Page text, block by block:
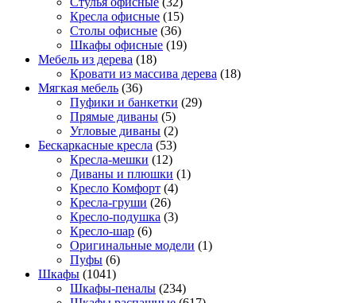
Кресла офисные (15)
Столы офисные (36)
Шкафы офисные (19)
Мебель из дерева (18)
Кровати из массива дерева (18)
Мягкая мебель (36)
Пуфики и банкетки (29)
Прямые диваны (5)
Угловые диваны (2)
Бескаркасные кресла (53)
Кресла-мешки (12)
Диваны и плюшки (1)
Кресло Комфорт (4)
Кресла-груши (26)
Кресло-подушка (3)
Кресло-шар (6)
Оригинальные модели (1)
Пуфы (6)
Шкафы (1041)
Шкафы-пеналы (234)